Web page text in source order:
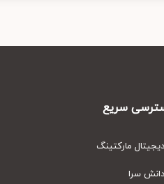
سریع
مارکتینگ
سرا